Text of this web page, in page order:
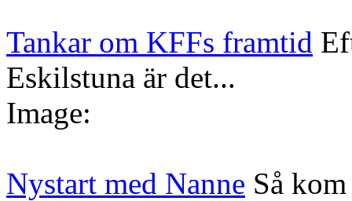
Tankar om KFFs framtid
Eskilstuna är det...
Image:
Nystart med Nanne Så